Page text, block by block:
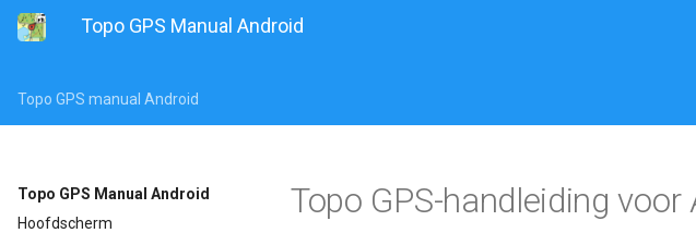
Topo GPS Manual Android
Topo GPS manual Android
Topo GPS Manual Android
Hoofdscherm
Topo GPS-handleiding voor